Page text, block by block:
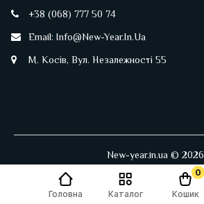
Головна Каталог Кошик
0
+38 (068) 777 50 74
Email: Info@new-Year.in.ua
М. Косів, Вул. Незалежності 55
New-year.in.ua © 2026